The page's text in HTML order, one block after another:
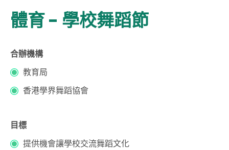
體育 - 學校舞蹈節
合辦機構
教育局
香港學界舞蹈協會
目標
提供機會讓學校交流舞蹈文化